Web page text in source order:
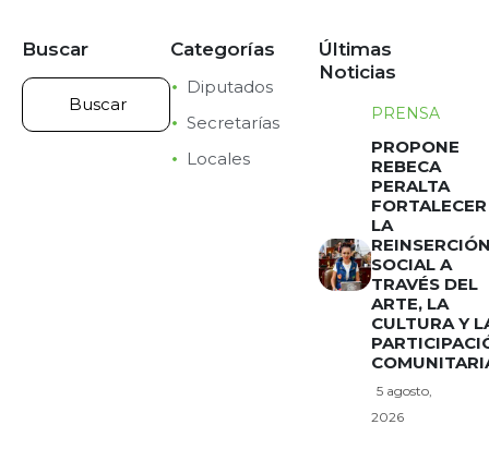
Buscar Categorías
Diputados
Secretarías
Locales
Últimas
Noticias
PRENSA
PROPONE
REBECA
PERALTA
FORTALECER
LA
SOCIAL A
TRAVÉS DEL
ARTE, LA
CULTURA Y
5 agosto,
2026